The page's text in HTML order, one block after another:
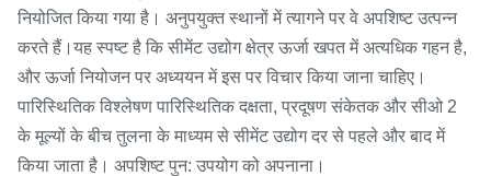
नियोजित किया गया है। अनुपयुक्त स्थानों में त्यागने पर वे अपशिष्ट उत्पन्न
करते हैं।यह स्पष्ट है कि सीमेंट उद्योग क्षेत्र ऊर्जा खपत में अत्यधिक गहन है,
और ऊर्जा नियोजन पर अध्ययन में इस पर विचार किया जाना चाहिए।
पारिस्थितिक विश्लेषण पारिस्थितिक दक्षता, प्रदूषण संकेतक और सीओ 2
के मूल्यों के बीच तुलना के माध्यम से सीमेंट उद्योग दर से पहले और बाद में
किया जाता है। अपशिष्ट पुन: उपयोग को अपनाना।